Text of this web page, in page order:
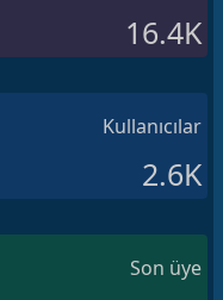
16.4K
Kullanıcılar
2.6K
Son üye